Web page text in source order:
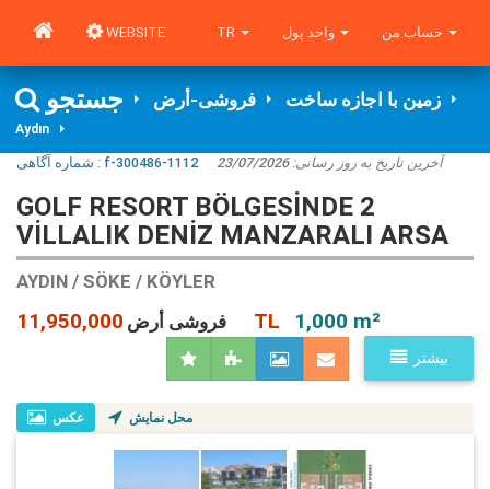
WEBSITE TR
جستجو فروشی-أرض زمین با اجازه ساخت
Aydın
شماره آگاهی‌ : f-300486-1112 آخرین تاریخ به روز رسانی:23/07/2026
GOLF RESORT BÖLGESİNDE 2
VİLLALIK DENİZ MANZARALI ARSA
AYDIN / SÖKE / KÖYLER
فروشی أرض
11,950,000 TL 1,000 m²
بیشتر
عکس محل نمایش